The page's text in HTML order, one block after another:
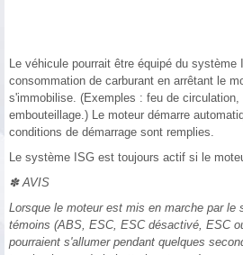
Le véhicule pourrait être équipé du système
consommation de carburant en arrêtant le
s'immobilise. (Exemples : feu de circulation,
embouteillage.) Le moteur démarre
conditions de démarrage sont remplies.
Le système ISG est toujours actif si le
✽ AVIS
Lorsque le moteur est mis en marche par le
témoins (ABS, ESC, ESC désactivé, ESC
pourraient s'allumer pendant quelques